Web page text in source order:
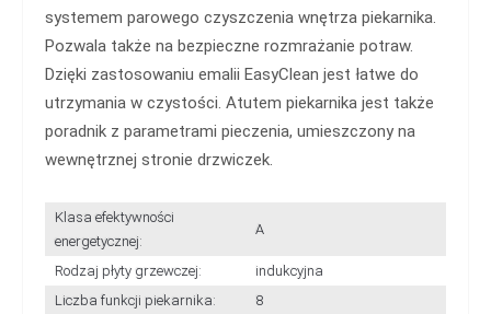
systemem parowego czyszczenia wnętrza piekarnika.
Pozwala także na bezpieczne rozmrażanie potraw.
Dzięki zastosowaniu emalii EasyClean jest łatwe do
utrzymania w czystości. Atutem piekarnika jest także
poradnik z parametrami pieczenia, umieszczony na
wewnętrznej stronie drzwiczek.
Klasa efektywności
energetycznej:
A
Rodzaj płyty grzewczej:
indukcyjna
Liczba funkcji piekarnika:
8